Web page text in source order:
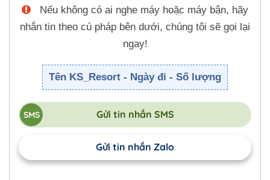
Nếu không có ai nghe máy hoặc máy bận, hãy
nhắn tin theo cú pháp bên dưới, chúng tôi sẽ gọi lại
ngay!
Tên KS_Resort - Ngày đi - Số lượng
Gửi tin nhắn SMS
Gửi tin nhắn Zalo